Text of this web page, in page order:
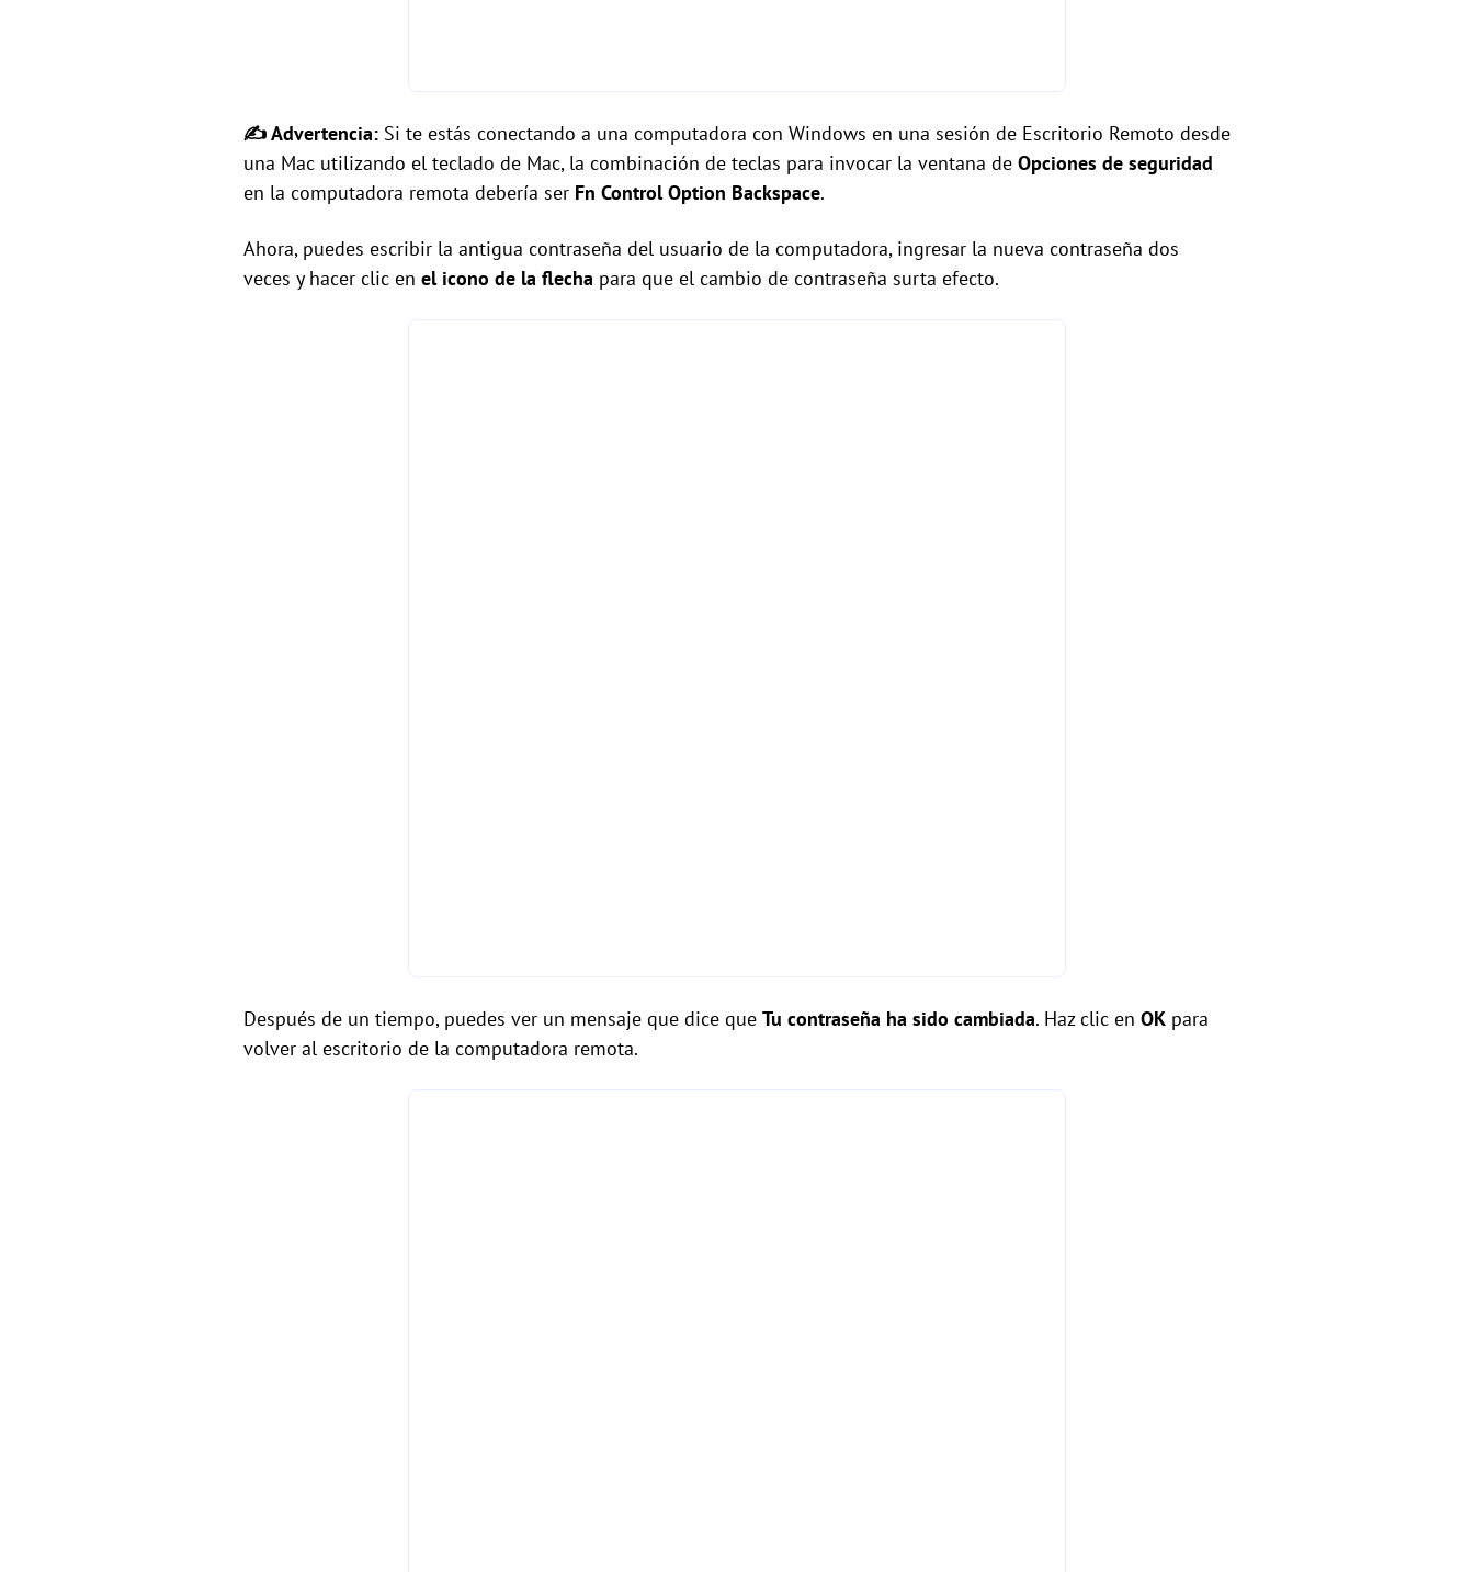
✍ Advertencia: Si te estás conectando a una computadora con Windows en una sesión de Escritorio Remoto desde
una Mac utilizando el teclado de Mac, la combinación de teclas para invocar la ventana de Opciones de seguridad
en la computadora remota debería ser Fn Control Option Backspace.
Ahora, puedes escribir la antigua contraseña del usuario de la computadora, ingresar la nueva contraseña dos
veces y hacer clic en el icono de la flecha para que el cambio de contraseña surta efecto.
Después de un tiempo, puedes ver un mensaje que dice que Tu contraseña ha sido cambiada. Haz clic en OK para
volver al escritorio de la computadora remota.